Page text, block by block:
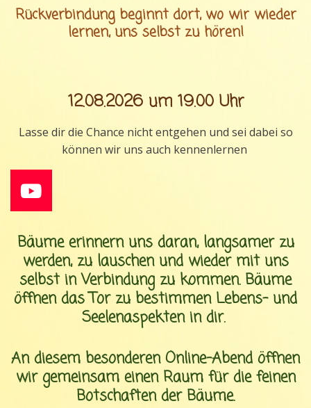
Rückverbindung beginnt dort, wo wir wieder
lernen, uns selbst zu hören!
12.08.2026 um 19.00 Uhr
Lasse dir die Chance nicht entgehen und sei dabei so
können wir uns auch kennenlernen
Y
o
u
T
u
b
Bäume erinnern uns daran, langsamer zu
werden, zu lauschen und wieder mit uns
selbst in Verbindung zu kommen. Bäume
öffnen das Tor zu bestimmen Lebens- und
Seelenaspekten in dir.
An diesem besonderen Online-Abend öffnen
wir gemeinsam einen Raum für die feinen
Botschaften der Bäume.